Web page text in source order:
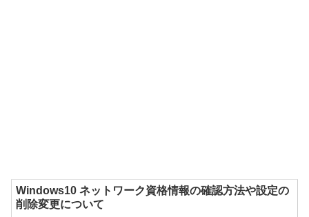
Windows10 ネットワーク資格情報の確認方法や設定の
削除変更について